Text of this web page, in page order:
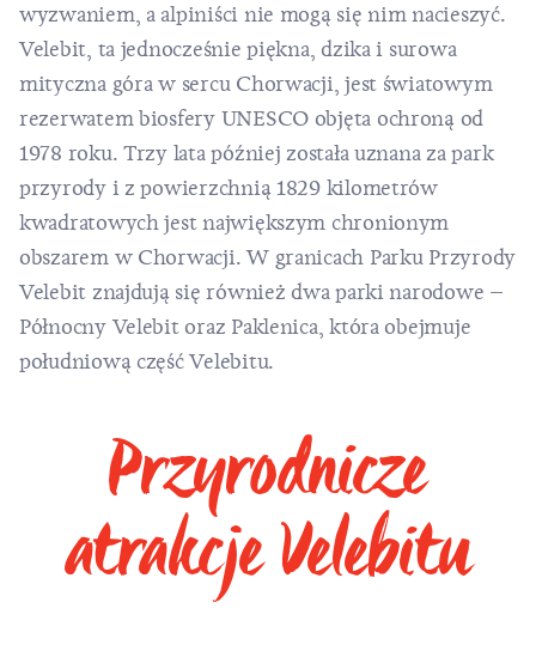
wyzwaniem, a alpiniści nie mogą się nim nacieszyć.
Velebit, ta jednocześnie piękna, dzika i surowa
mityczna góra w sercu Chorwacji, jest światowym
rezerwatem biosfery UNESCO objęta ochroną od
1978 roku. Trzy lata później została uznana za park
przyrody i z powierzchnią 1829 kilometrów
kwadratowych jest największym chronionym
obszarem w Chorwacji. W granicach Parku Przyrody
Velebit znajdują się również dwa parki narodowe –
Północny Velebitoraz Paklenica, która obejmuje
południową część Velebitu.
Przyrodnicze
atrakcje Velebitu